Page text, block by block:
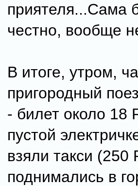
приятеля...Сама
честно, вообще
В итоге, утром,
пригородный
- билет около 18
пустой
взяли такси
поднимались в